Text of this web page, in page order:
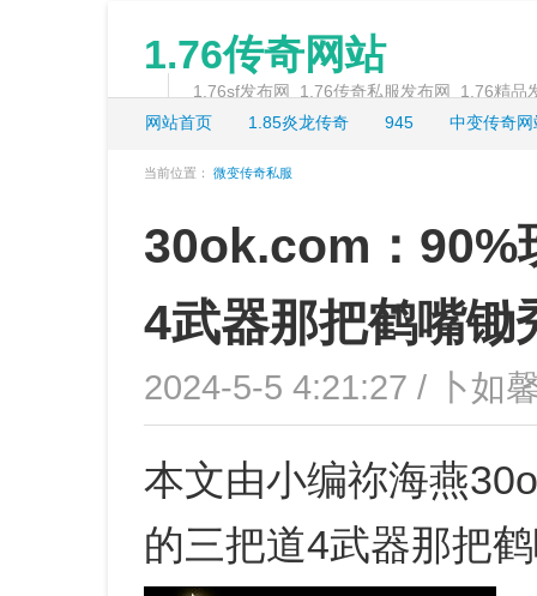
1.76传奇网站
1.76sf发布网_1.76传奇私服发布网_1.76精
网站首页
1.85炎龙传奇 945 中变传奇网
当前位置： 微变传奇私服
30ok.com：90%
4武器那把鹤嘴锄
2024-5-5 4:21:27 / 卜如
本文由小编祢海燕
的三把道4武器那把